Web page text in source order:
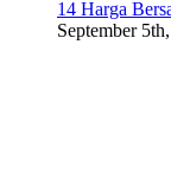
14 Harga
September